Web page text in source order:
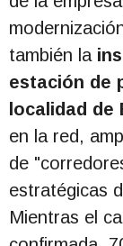
también la
estación de
localidad de
en la red,
de
estratégicas
Mientras el